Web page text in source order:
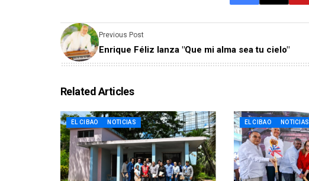
Previous Post
Enrique Féliz lanza "Que mi alma sea tu cielo"
Related Articles
EL CIBAO NOTICIAS EL CIBAO NOTICIAS